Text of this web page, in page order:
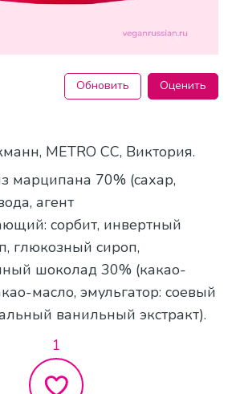
Обновить Оценить
METRO CC, Виктория.
марципана 70% (сахар,
агент
сорбит, инвертный
глюкозный сироп,
шоколад 30% (какао-
масло, эмульгатор: соевый
ванильный экстракт).
1